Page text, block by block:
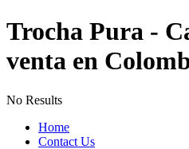
Trocha Pura -
venta en
No Results
Home
Contact Us